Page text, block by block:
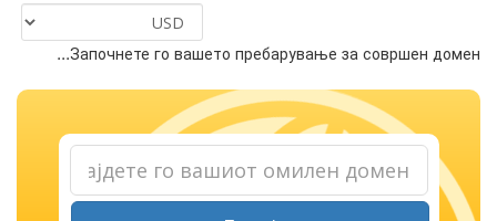
Започнете го вашето пребарување за совршен домен...